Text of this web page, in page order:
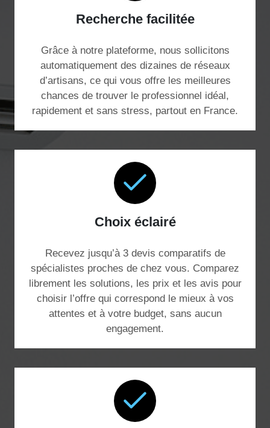
Recherche facilitée
Grâce à notre plateforme, nous sollicitons
automatiquement des dizaines de réseaux
d’artisans, ce qui vous offre les meilleures
chances de trouver le professionnel idéal,
rapidement et sans stress, partout en France.
Choix éclairé
Recevez jusqu’à 3 devis comparatifs de
spécialistes proches de chez vous. Comparez
librement les solutions, les prix et les avis pour
choisir l’offre qui correspond le mieux à vos
attentes et à votre budget, sans aucun
engagement.